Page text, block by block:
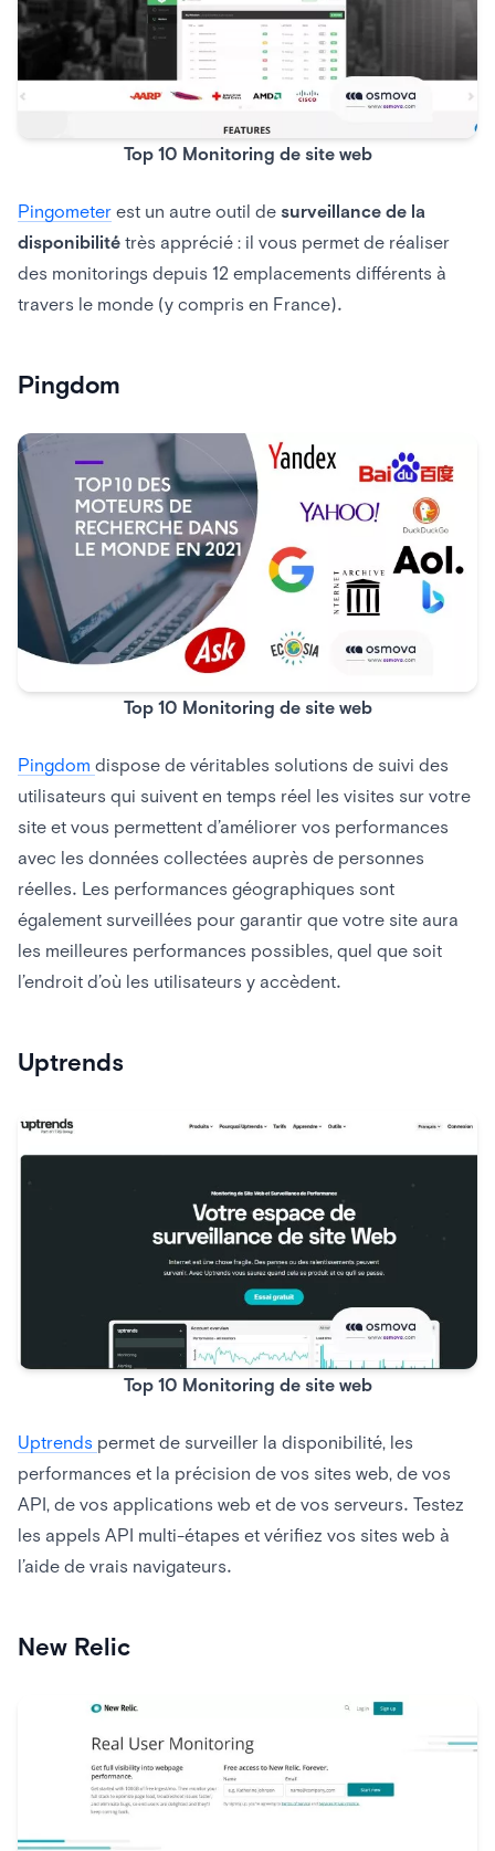
Top 10 Monitoring de site web
Pingometer est un autre outil de surveillance de la
disponibilité très apprécié : il vous permet de réaliser
des monitorings depuis 12 emplacements différents à
travers le monde (y compris en France).
Pingdom
Top 10 Monitoring de site web
Pingdom dispose de véritables solutions de suivi des
utilisateurs qui suivent en temps réel les visites sur votre
site et vous permettent d’améliorer vos performances
avec les données collectées auprès de personnes
réelles. Les performances géographiques sont
également surveillées pour garantir que votre site aura
les meilleures performances possibles, quel que soit
l’endroit d’où les utilisateurs y accèdent.
Uptrends
Top 10 Monitoring de site web
Uptrends permet de surveiller la disponibilité, les
performances et la précision de vos sites web, de vos
API, de vos applications web et de vos serveurs. Testez
les appels API multi-étapes et vérifiez vos sites web à
l’aide de vrais navigateurs.
New Relic